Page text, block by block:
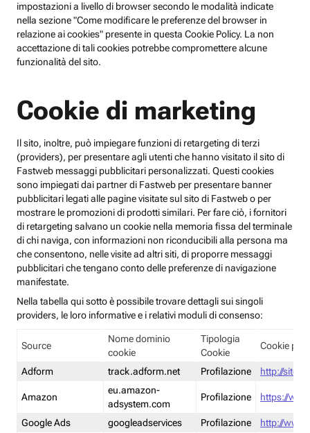
impostazioni a livello di browser secondo le modalità indicate
nella sezione "Come modificare le preferenze del browser in
relazione ai cookies" presente in questa Cookie Policy. La non
accettazione di tali cookies potrebbe compromettere alcune
funzionalità del sito.
Cookie di marketing
Il sito, inoltre, può impiegare funzioni di retargeting di terzi
(providers), per presentare agli utenti che hanno visitato il sito di
Fastweb messaggi pubblicitari personalizzati. Questi cookies
sono impiegati dai partner di Fastweb per presentare banner
pubblicitari legati alle pagine visitate sul sito di Fastweb o per
mostrare le promozioni di prodotti similari. Per fare ciò, i fornitori
di retargeting salvano un cookie nella memoria fissa del terminale
di chi naviga, con informazioni non riconducibili alla persona ma
che consentono, nelle visite ad altri siti, di proporre messaggi
pubblicitari che tengano conto delle preferenze di navigazione
manifestate.
Nella tabella qui sotto è possibile trovare dettagli sui singoli
providers, le loro informative e i relativi moduli di consenso:
Source
Nome dominio
cookie
Tipologia
Cookie
Cookie
Adform track.adform.net Profilazione http://
Amazon
eu.amazon-
adsystem.com
Profilazione https://
Google Ads googleadservices Profilazione
http://